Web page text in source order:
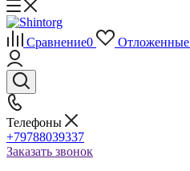
Сравнение0 Отложенные
Телефоны
+79788039337
Заказать звонок